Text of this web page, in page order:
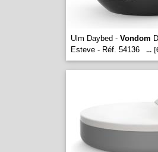
Ulm Daybed - Vondom
Esteve - Réf. 54136
...